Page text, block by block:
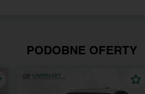
PODOBNE OFERTY